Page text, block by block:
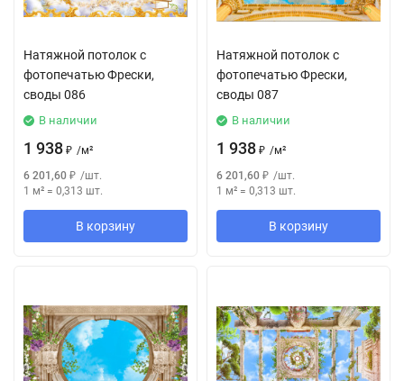
Натяжной потолок с
фотопечатью Фрески,
своды 086
В наличии
1 938 ₽ /м²
6 201,60 ₽ /шт.
1 м² = 0,313 шт.
В корзину
Натяжной потолок с
фотопечатью Фрески,
своды 087
В наличии
1 938 ₽ /м²
6 201,60 ₽ /шт.
1 м² = 0,313 шт.
В корзину